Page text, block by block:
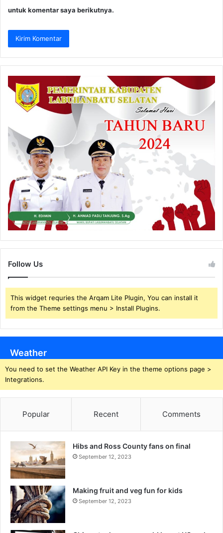
untuk komentar saya berikutnya.
Follow Us
This widget requries the Arqam Lite Plugin, You can install it
from the Theme settings menu > Install Plugins.
Weather
You need to set the Weather API Key in the theme options page >
Integrations.
Popular Recent Comments
Hibs and Ross County fans on final
September 12, 2023
Making fruit and veg fun for kids
September 12, 2023